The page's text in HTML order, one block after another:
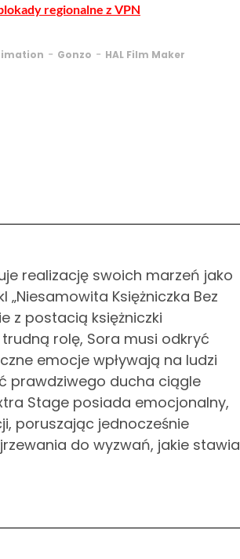
regionalne z VPN
- Gonzo - HAL Film Maker
realizację swoich marzeń jako
Księżniczka Bez
z postacią księżniczki
rolę, Sora musi odkryć
emocje wpływają na ludzi
prawdziwego ducha ciągle
Stage posiada emocjonalny,
poruszając jednocześnie
do wyzwań, jakie stawia